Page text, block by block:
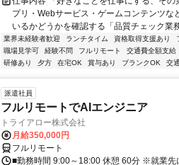
プリ・Webサービス・ゲームコンテンツな
いるかどうかを確認する「品質チェック業
業界未経験者歓迎 ランチタイム 資格取得支援あり
職場見学可
経験不問 フルリモート 交通費全額支給
研修あり
夕方 在宅OK 賞与あり ブランクOK 交
派遣社員
フルリモートでAIエンジニア
トライアロー株式会社
月給350,000円
フルリモート
■勤務時間 9:00～18:00 休憩 60分 ※就業先